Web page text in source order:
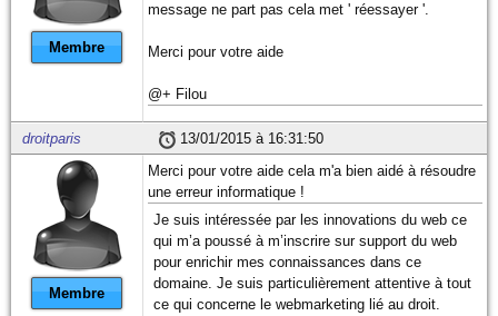
Membre
message ne part pas cela met ' réessayer '.
Merci pour votre aide
@+ Filou
droitparis 13/01/2015 à 16:31:50
Membre
Merci pour votre aide cela m'a bien aidé à résoudre
une erreur informatique !
Je suis intéressée par les innovations du web ce
qui m’a poussé à m’inscrire sur support du web
pour enrichir mes connaissances dans ce
domaine. Je suis particulièrement attentive à tout
ce qui concerne le webmarketing lié au droit.